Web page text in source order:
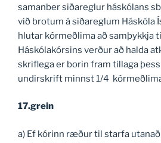
samanber siðareglur háskólans
við brotum á siðareglum Háskóla
hlutar kórmeðlima að samþykkja
Háskólakórsins verður að halda
skriflega er borin fram tillaga
undirskrift minnst 1/4
17.grein
a) Ef kórinn ræður til starfa